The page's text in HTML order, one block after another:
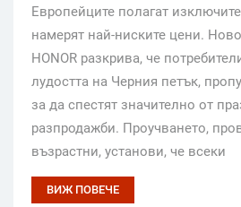
Европейците полагат
намерят най-ниските цени.
HONOR разкрива, че
лудостта на Черния петък,
за да спестят значително от
разпродажби. Проучването,
възрастни, установи, че всеки
ВИЖ ПОВЕЧЕ